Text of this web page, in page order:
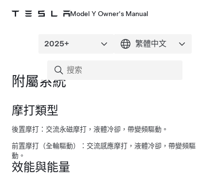
Model Y Owner's Manual
附屬系統
摩打類型
後置摩打：交流永磁摩打，液體冷卻，帶變頻驅動。
前置摩打（全輪驅動）：交流感應摩打，液體冷卻，帶變頻驅
動。
效能與能量